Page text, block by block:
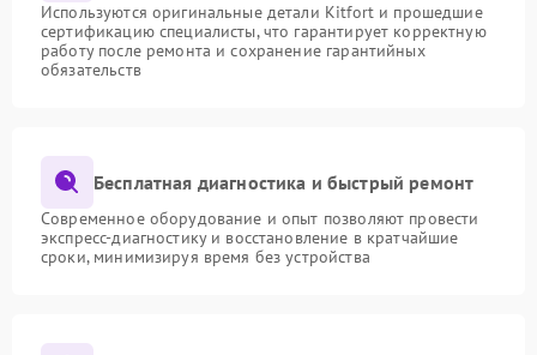
Используются оригинальные детали Kitfort и прошедшие
сертификацию специалисты, что гарантирует корректную
работу после ремонта и сохранение гарантийных
обязательств
Бесплатная диагностика и быстрый ремонт
Современное оборудование и опыт позволяют провести
экспресс-диагностику и восстановление в кратчайшие
сроки, минимизируя время без устройства